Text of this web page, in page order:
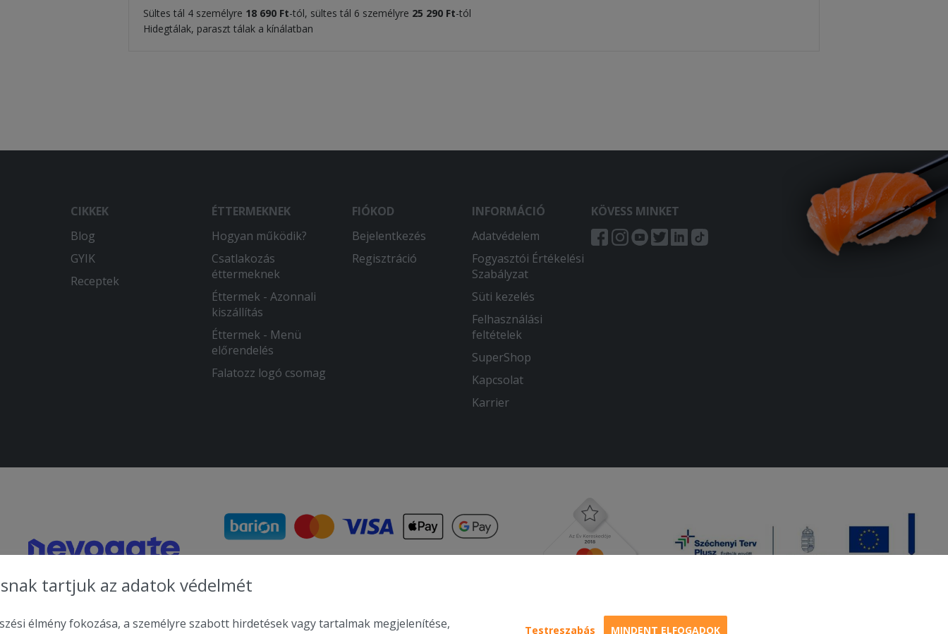
Sültes tál 4 személyre 18 690 Ft-tól, sültes tál 6 személyre 25 290 Ft-tól
Hidegtálak, paraszt tálak a kínálatban
CIKKEK
Blog
GYIK
Receptek
ÉTTERMEKNEK
Hogyan működik?
Csatlakozás
éttermeknek
Éttermek - Azonnali
kiszállítás
Éttermek - Menü
előrendelés
Falatozz logó csomag
FIÓKOD
Bejelentkezés
Regisztráció
INFORMÁCIÓ
Adatvédelem
Fogyasztói Értékelési
Szabályzat
Süti kezelés
Felhasználási
feltételek
SuperShop
Kapcsolat
Karrier
KÖVESS MINKET
tartjuk az adatok védelmét
élmény fokozása, a személyre szabott hirdetések vagy tartalmak megjelenítése,
Testreszabás MINDENT ELFOGADOK